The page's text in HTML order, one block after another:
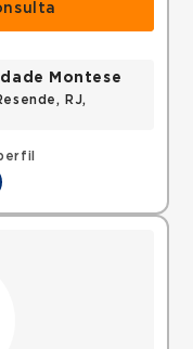
Montese
RJ,